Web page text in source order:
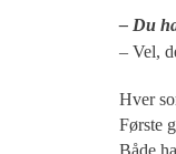
– Du
– Vel,
Hver
Første
Både